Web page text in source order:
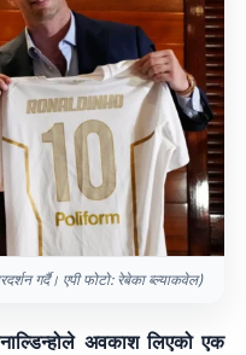
गर्दै। एपी फोटो: रेबेका ब्ल्याकवेल)
अवकाश लिएको एक